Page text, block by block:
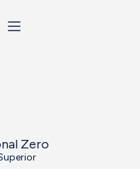
Iniciar
Zero